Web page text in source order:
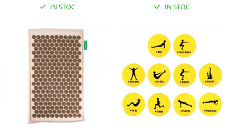
IN STOC IN STOC